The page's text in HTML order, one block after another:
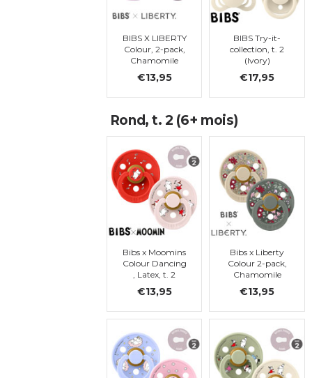
BIBS X LIBERTY
Colour, 2-pack,
Chamomile
Sky Mix,
€13,95
BIBS Try-it-
collection, t. 2
(Ivory)
€17,95
Rond, t. 2 (6+ mois)
Bibs x Moomins
Colour Dancing
, Latex, t. 2
€13,95
Bibs x Liberty
Colour 2-pack,
Chamomile
Lawn - Pine
Mix, ronde, t. 2
€13,95